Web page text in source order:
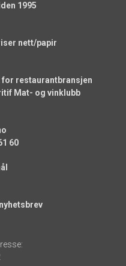
1995
nett/papir
for restaurantbransjen
Mat- og vinklubb
60